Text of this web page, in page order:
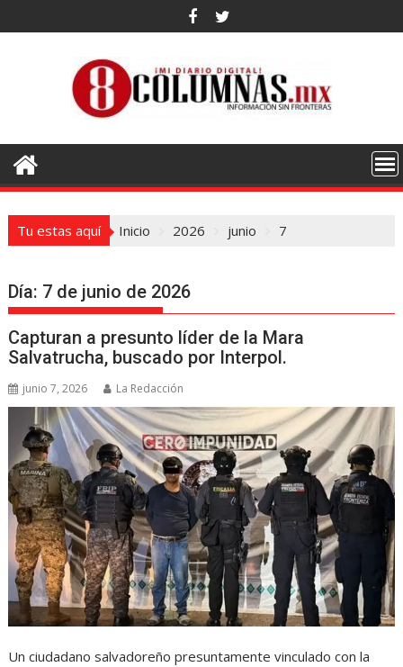
al
Tu estas aquí Inicio 2026 junio 7
Día: 7 de junio de 2026
Capturan a presunto líder de la Mara
Salvatrucha, buscado por Interpol.
junio 7, 2026 La Redacción
Un ciudadano salvadoreño presuntamente vinculado con la